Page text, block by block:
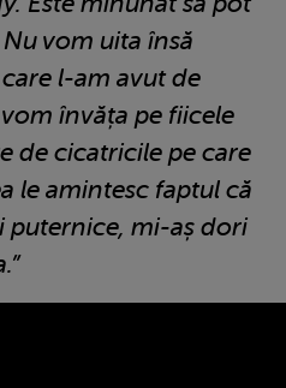
vom uita însă
l-am avut de
învăța pe fiicele
de cicatricile pe care
le amintesc faptul că
puternice, mi-aș dori